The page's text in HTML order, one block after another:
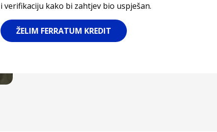
i verifikaciju kako bi zahtjev bio uspješan.
ŽELIM FERRATUM KREDIT